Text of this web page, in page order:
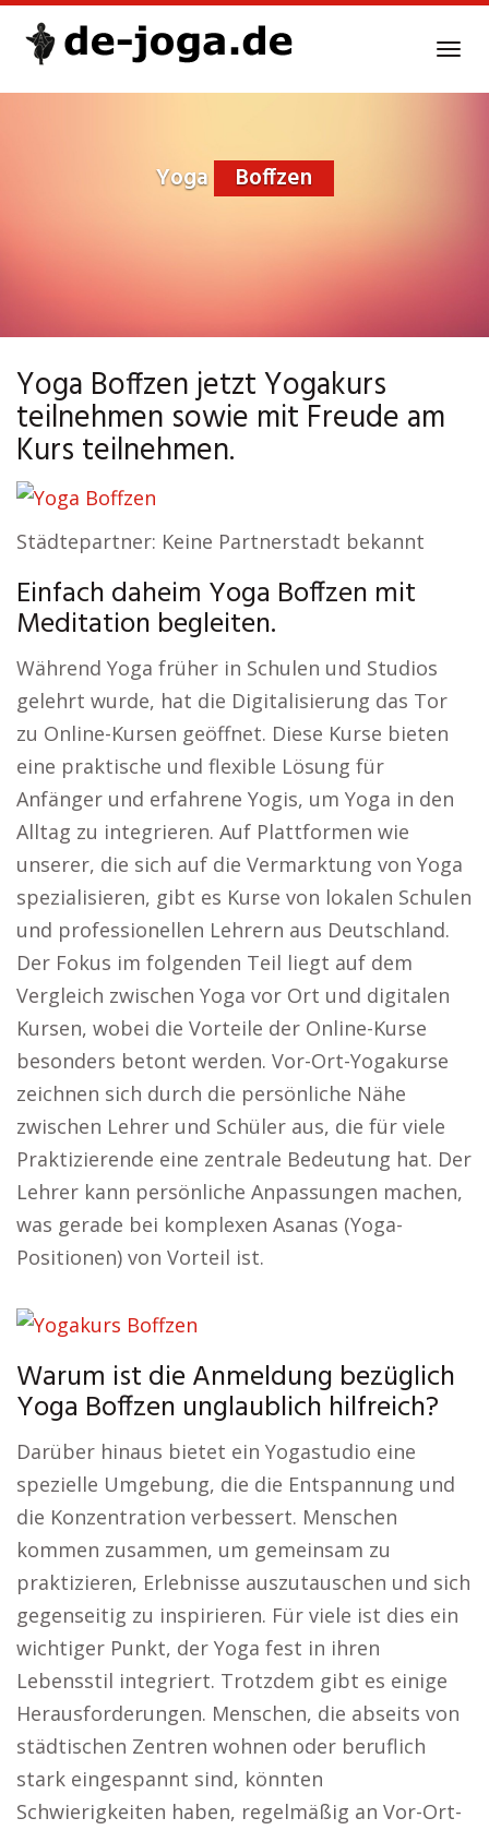
Yoga Boffzen
Yoga Boffzen jetzt Yogakurs
teilnehmen sowie mit Freude am
Kurs teilnehmen.
Städtepartner: Keine Partnerstadt bekannt
Einfach daheim Yoga Boffzen mit
Meditation begleiten.
Während Yoga früher in Schulen und Studios
gelehrt wurde, hat die Digitalisierung das Tor
zu Online-Kursen geöffnet. Diese Kurse bieten
eine praktische und flexible Lösung für
Anfänger und erfahrene Yogis, um Yoga in den
Alltag zu integrieren. Auf Plattformen wie
unserer, die sich auf die Vermarktung von Yoga
spezialisieren, gibt es Kurse von lokalen Schulen
und professionellen Lehrern aus Deutschland.
Der Fokus im folgenden Teil liegt auf dem
Vergleich zwischen Yoga vor Ort und digitalen
Kursen, wobei die Vorteile der Online-Kurse
besonders betont werden. Vor-Ort-Yogakurse
zeichnen sich durch die persönliche Nähe
zwischen Lehrer und Schüler aus, die für viele
Praktizierende eine zentrale Bedeutung hat. Der
Lehrer kann persönliche Anpassungen machen,
was gerade bei komplexen Asanas (Yoga-
Positionen) von Vorteil ist.
Warum ist die Anmeldung bezüglich
Yoga Boffzen unglaublich hilfreich?
Darüber hinaus bietet ein Yogastudio eine
spezielle Umgebung, die die Entspannung und
die Konzentration verbessert. Menschen
kommen zusammen, um gemeinsam zu
praktizieren, Erlebnisse auszutauschen und sich
gegenseitig zu inspirieren. Für viele ist dies ein
wichtiger Punkt, der Yoga fest in ihren
Lebensstil integriert. Trotzdem gibt es einige
Herausforderungen. Menschen, die abseits von
städtischen Zentren wohnen oder beruflich
stark eingespannt sind, könnten
Schwierigkeiten haben, regelmäßig an Vor-Ort-